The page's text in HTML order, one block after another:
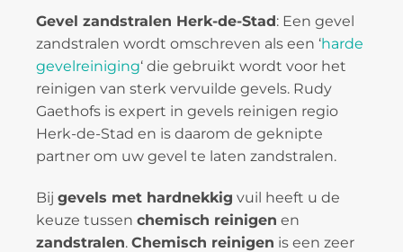
Gevel zandstralen Herk-de-Stad : Een gevel
zandstralen wordt omschreven als een ‘harde
gevelreiniging‘ die gebruikt wordt voor het
reinigen van sterk vervuilde gevels. Rudy
Gaethofs is expert in gevels reinigen regio
Herk-de-Stad en is daarom de geknipte
partner om uw gevel te laten zandstralen.
Bij gevels met hardnekkig vuil heeft u de
keuze tussen chemisch reinigen en
zandstralen. Chemisch reinigen is een zeer